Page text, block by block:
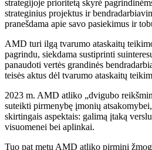
strategijoje prioritetą skyrė
strateginius projektus ir
pranešdama apie savo pasiekimus ir
AMD turi ilgą tvarumo ataskaitų
pagrindu, siekdama sustiprinti
panaudoti vertės grandinės
teisės aktus dėl tvarumo ataskaitų
2023 m. AMD atliko „dvigubo
suteikti pirmenybę įmonių
skirtingais aspektais: galimą įtaką
visuomenei bei aplinkai.
Tuo pat metu AMD atliko pirminį